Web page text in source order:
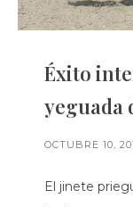
Éxito
yeguada
OCTUBRE 10,
El jinete